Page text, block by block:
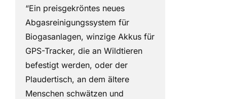
“Ein preisgekröntes neues
Abgasreinigungssystem für
Biogasanlagen, winzige Akkus für
GPS-Tracker, die an Wildtieren
befestigt werden, oder der
Plaudertisch, an dem ältere
Menschen schwätzen und